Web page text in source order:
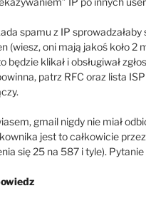
spamu z IP
(wiesz, oni mają jakoś koło 2
będzie klikał i obsługiwał
patrz RFC oraz lista
gmail nigdy nie miał
jest to całkowicie
się 25 na 587 i tyle).